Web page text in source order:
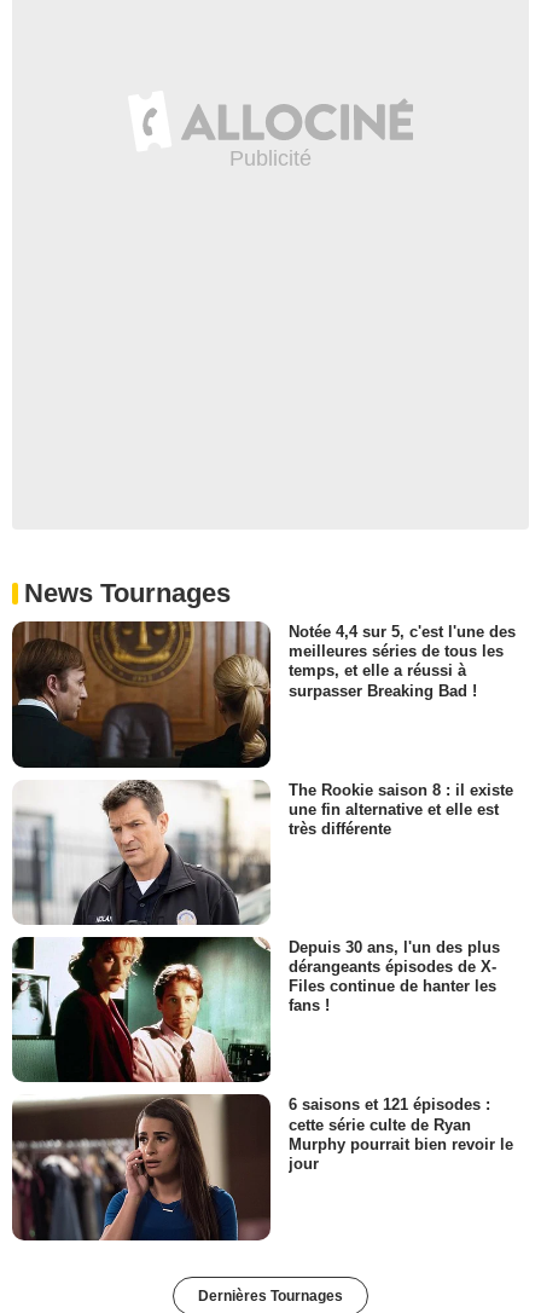
News Tournages
Notée 4,4 sur 5, c'est l'une des
meilleures séries de tous les
temps, et elle a réussi à
surpasser Breaking Bad !
The Rookie saison 8 : il existe
une fin alternative et elle est
très différente
Depuis 30 ans, l'un des plus
dérangeants épisodes de X-
Files continue de hanter les
fans !
6 saisons et 121 épisodes :
cette série culte de Ryan
Murphy pourrait bien revoir le
jour
Dernières Tournages